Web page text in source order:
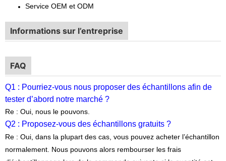
Service OEM et ODM
Informations sur l’entreprise
FAQ
Q1 : Pourriez-vous nous proposer des échantillons afin de
tester d’abord notre marché ?
Re : Oui, nous le pouvons.
Q2 : Proposez-vous des échantillons gratuits ?
Re : Oui, dans la plupart des cas, vous pouvez acheter l’échantillon
normalement. Nous pouvons alors rembourser les frais